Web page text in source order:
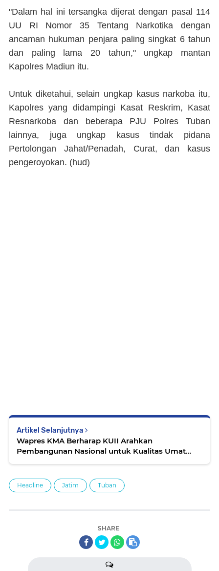
"Dalam hal ini tersangka dijerat dengan pasal 114
UU RI Nomor 35 Tentang Narkotika dengan
ancaman hukuman penjara paling singkat 6 tahun
dan paling lama 20 tahun," ungkap mantan
Kapolres Madiun itu.
Untuk diketahui, selain ungkap kasus narkoba itu,
Kapolres yang didampingi Kasat Reskrim, Kasat
Resnarkoba dan beberapa PJU Polres Tuban
lainnya, juga ungkap kasus tindak pidana
Pertolongan Jahat/Penadah, Curat, dan kasus
pengeroyokan. (hud)
Artikel Selanjutnya
Wapres KMA Berharap KUII Arahkan
Pembangunan Nasional untuk Kualitas Umat
Headline Jatim Tuban
SHARE